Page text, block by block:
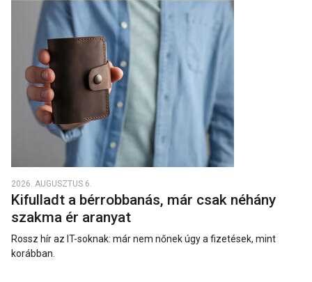
2026. AUGUSZTUS 6.
Kifulladt a bérrobbanás, már csak néhány
szakma ér aranyat
Rossz hír az IT-soknak: már nem nőnek úgy a fizetések, mint
korábban.